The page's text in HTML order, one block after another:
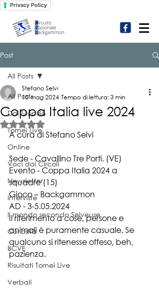
Privacy Policy
Post
All Posts
Dal Mondo
Tornei Live
Online
Voci dai Circoli
Newsletter
Interviste
Il mondo secondo Selveuse
Curiosità
BCVE
Risultati Tornei Live
Verbali
All Posts
Coppa Italia live 2024
Stefano Selvi
10 mag 2024 Tempo di lettura: 3 min
Valutazione NaN stelle su 5.
A cura di Stefano Selvi
Sede - Cavallino Tre Porti. (VE)
Evento - Coppa Italia 2024 a
squadre (15)
Gioco – Backgammon
AD - 3-5.05.2024
Il riferimento a cose, persone e
animali è puramente casuale. Se
qualcuno si ritenesse offeso, beh,
pazienza.